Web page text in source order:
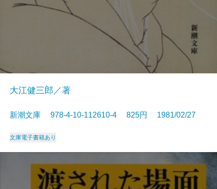
大江健三郎／著
新潮文庫 978-4-10-112610-4 825円 1981/02/27
文庫電子書籍あり